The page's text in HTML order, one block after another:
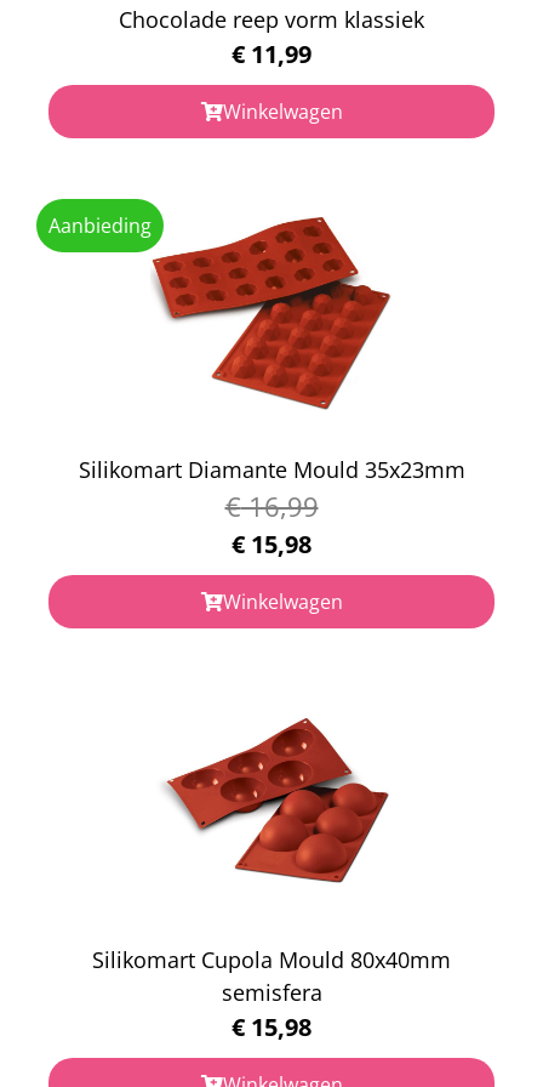
Chocolade reep vorm klassiek
€ 11,99
Winkelwagen
Aanbieding
Silikomart Diamante Mould 35x23mm
€16,99
€ 15,98
Winkelwagen
Silikomart Cupola Mould 80x40mm
semisfera
€ 15,98